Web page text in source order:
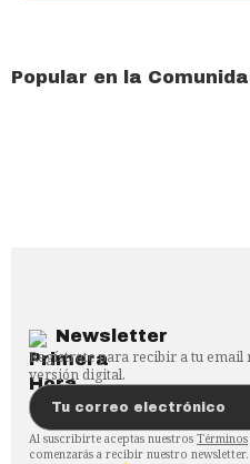
Popular en la
Newsletter
Regístrate para recibir a tu email
versión digital.
Al suscribirte aceptas nuestros Términos
comenzarás a recibir nuestro newsletter.